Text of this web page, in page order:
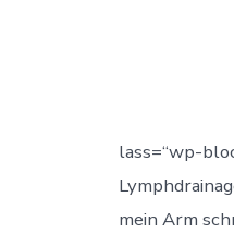
lass=“wp-
mein Arm